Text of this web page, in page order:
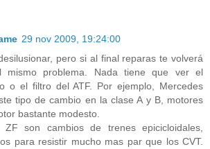
29 nov 2009, 19:24:00
pero si al final reparas te volverá
mismo problema. Nada tiene que ver el
o el filtro del ATF. Por ejemplo, Mercedes
tipo de cambio en la clase A y B, motores
bastante modesto.
ZF son cambios de trenes epicicloidales,
para resistir mucho mas par que los CVT.